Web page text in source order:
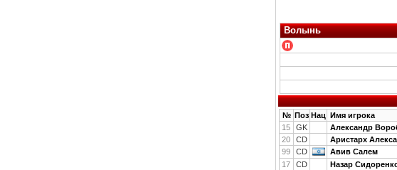
Волынь
№ Поз Нац Имя игрока
15
GK Александр
20
CD Аристарх
99
CD Авив Салем
17
CD Назар